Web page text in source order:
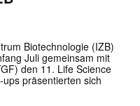
Biotechnologie (IZB)
Juli gemeinsam mit
den 11. Life Science
präsentierten sich